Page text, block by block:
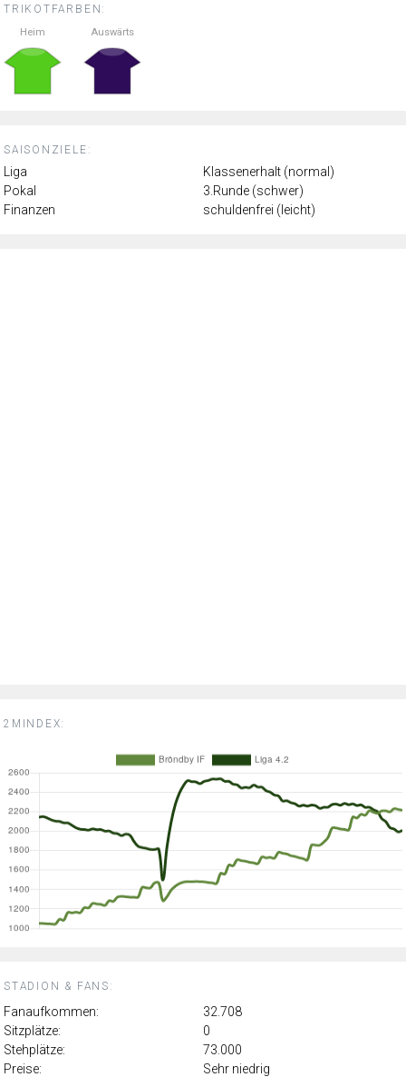
TRIKOTFARBEN:
Heim Auswärts
SAISONZIELE:
Liga
Klassenerhalt (normal)
Pokal
3.Runde (schwer)
Finanzen
schuldenfrei (leicht)
2MINDEX:
STADION & FANS:
Fanaufkommen:
32.708
Sitzplätze:
0
Stehplätze:
73.000
Preise:
Sehr niedrig